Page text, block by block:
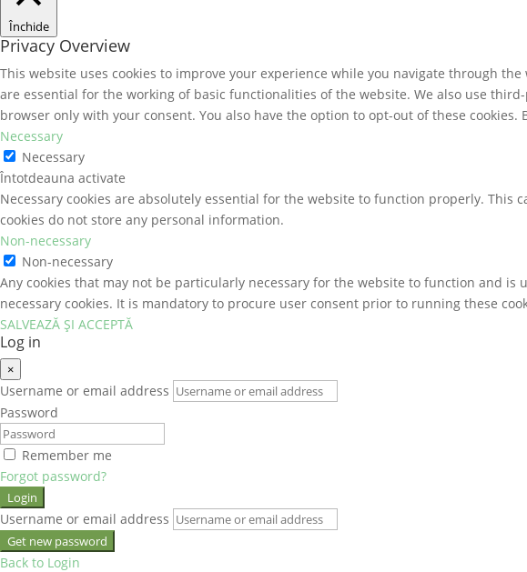
Închide
Privacy Overview
This website uses cookies to improve your experience while you navigate through
are essential for the working of basic functionalities of the website. We also use
browser only with your consent. You also have the option to opt-out of these
Necessary
Necessary
Întotdeauna activate
Necessary cookies are absolutely essential for the website to function properly.
cookies do not store any personal information.
Non-necessary
Non-necessary
Any cookies that may not be particularly necessary for the website to function and
necessary cookies. It is mandatory to procure user consent prior to running these
SALVEAZĂ ȘI ACCEPTĂ
Log in
×
Username or email address
Password
Remember me
Forgot password?
Login
Username or email address
Get new password
Back to Login